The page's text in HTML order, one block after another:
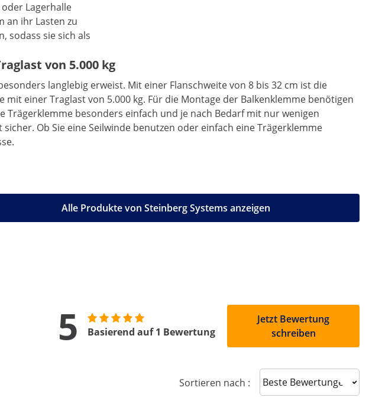
Lagerhalle
an ihr Lasten zu
sodass sie sich als
von 5.000 kg
langlebig erweist. Mit einer Flanschweite von 8 bis 32 cm ist die
einer Traglast von 5.000 kg. Für die Montage der Balkenklemme benötigen
besonders einfach und je nach Bedarf mit nur wenigen
Ob Sie eine Seilwinde benutzen oder einfach eine Trägerklemme
Alle Produkte von Steinberg Systems anzeigen
5 Basierend auf 1 Bewertung
Jetzt Bewertung
schreiben
Sortieren nach : Sort reviews